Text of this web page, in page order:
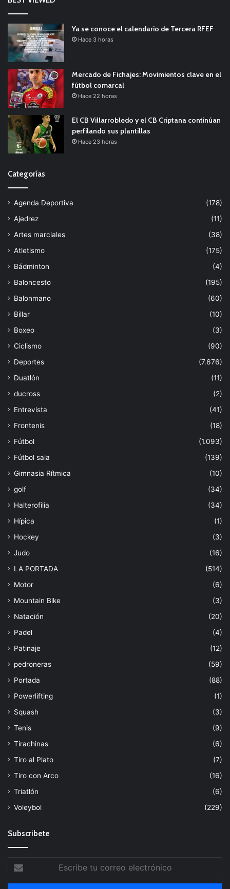
Ya se conoce el calendario de Tercera RFEF
Hace 3 horas
Mercado de Fichajes: Movimientos clave en el
fútbol comarcal
Hace 22 horas
El CB Villarrobledo y el CB Criptana continúan
perfilando sus plantillas
Hace 23 horas
Categorías
Agenda Deportiva
(178)
Ajedrez
(11)
Artes marciales
(38)
Atletismo
(175)
Bádminton
(4)
Baloncesto
(195)
Balonmano
(60)
Billar
(10)
Boxeo
(3)
Ciclismo
(90)
Deportes
(7.676)
Duatlón
(11)
ducross
(2)
Entrevista
(41)
Frontenis
(18)
Fútbol
(1.093)
Fútbol sala
(139)
Gimnasia Rítmica
(10)
golf
(34)
Halterofilia
(34)
Hípica
(1)
Hockey
(3)
Judo
(16)
LA PORTADA
(514)
Motor
(6)
Mountain Bike
(3)
Natación
(20)
Padel
(4)
Patinaje
(12)
pedroneras
(59)
Portada
(88)
Powerlifting
(1)
Squash
(3)
Tenis
(9)
Tirachinas
(6)
Tiro al Plato
(7)
Tiro con Arco
(16)
Triatlón
(6)
Voleybol
(229)
Subscribete
tu
correo